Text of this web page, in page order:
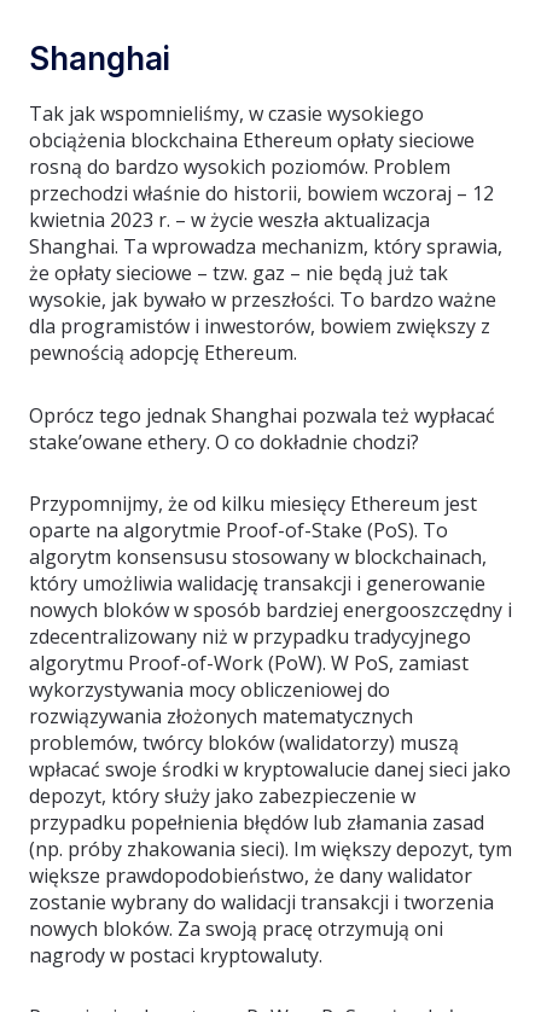
Shanghai
Tak jak wspomnieliśmy, w czasie wysokiego
obciążenia blockchaina Ethereum opłaty sieciowe
rosną do bardzo wysokich poziomów. Problem
przechodzi właśnie do historii, bowiem wczoraj – 12
kwietnia 2023 r. – w życie weszła aktualizacja
Shanghai. Ta wprowadza mechanizm, który sprawia,
że opłaty sieciowe – tzw. gaz – nie będą już tak
wysokie, jak bywało w przeszłości. To bardzo ważne
dla programistów i inwestorów, bowiem zwiększy z
pewnością adopcję Ethereum.
Oprócz tego jednak Shanghai pozwala też wypłacać
stake’owane ethery. O co dokładnie chodzi?
Przypomnijmy, że od kilku miesięcy Ethereum jest
oparte na algorytmie Proof-of-Stake (PoS). To
algorytm konsensusu stosowany w blockchainach,
który umożliwia walidację transakcji i generowanie
nowych bloków w sposób bardziej energooszczędny i
zdecentralizowany niż w przypadku tradycyjnego
algorytmu Proof-of-Work (PoW). W PoS, zamiast
wykorzystywania mocy obliczeniowej do
rozwiązywania złożonych matematycznych
problemów, twórcy bloków (walidatorzy) muszą
wpłacać swoje środki w kryptowalucie danej sieci jako
depozyt, który służy jako zabezpieczenie w
przypadku popełnienia błędów lub złamania zasad
(np. próby zhakowania sieci). Im większy depozyt, tym
większe prawdopodobieństwo, że dany walidator
zostanie wybrany do walidacji transakcji i tworzenia
nowych bloków. Za swoją pracę otrzymują oni
nagrody w postaci kryptowaluty.